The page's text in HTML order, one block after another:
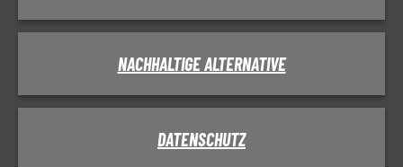
NACHHALTIGE ALTERNATIVE
DATENSCHUTZ